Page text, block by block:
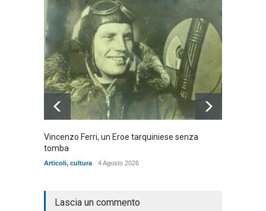
Vincenzo Ferri, un Eroe tarquiniese senza
tomba
Articoli, cultura 4 Agosto 2026
Lascia un commento